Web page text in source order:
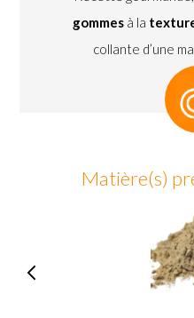
gommes à la
collante d’une
Matière(s)